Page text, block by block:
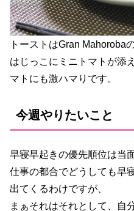
トーストはGran Mahoroba
はじっこにミニトマトが添
マトにも激ハマりです。
今週やりたいこと
早寝早起きの優先順位は当
仕事の都合でどうしても早
出てくるわけですが、
まぁそれはそれとして、自